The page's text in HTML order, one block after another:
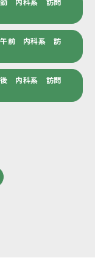
午前 内科系 訪
後 内科系 訪問